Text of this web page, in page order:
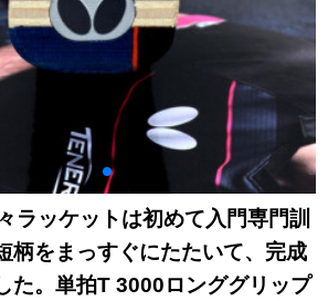
ラッケットは初めて入門専門訓
柄をまっすぐにたたいて、完成
た。単拍T 3000ロンググリップ